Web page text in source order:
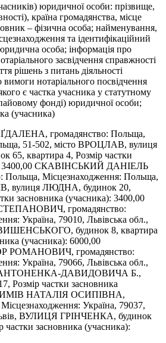
юридичної особи: прізвище,
країна громадянства, місце
– фізична особа; найменування,
та ідентифікаційний
особа; інформація про
засвідчення справжності
рішень з питань діяльності
нотаріального посвідчення
є частка учасника у статутному
фонді) юридичної особи;
(учасника)
громадянство: Польща,
51-502, місто ВРОЦЛАВ, вулиця
квартира 4, Розмір частки
3400,00 СКАВІНСЬКИЙ ДАНІЕЛЬ
Місцезнаходження: Польща,
вулиця ЛЮДНА, будинок 20,
засновника (учасника): 3400,00
громадянство:
Україна, 79010, Львівська обл.,
будинок 8, квартира
(учасника): 6000,00
громадянство:
Україна, 79066, Львівська обл.,
АНТОНЕНКА-ДАВИДОВИЧА Б.,
Розмір частки засновника
НАТАЛІЯ ОСИПІВНА,
Україна, 79037,
ВУЛИЦЯ ГРІНЧЕНКА, будинок
частки засновника (учасника):